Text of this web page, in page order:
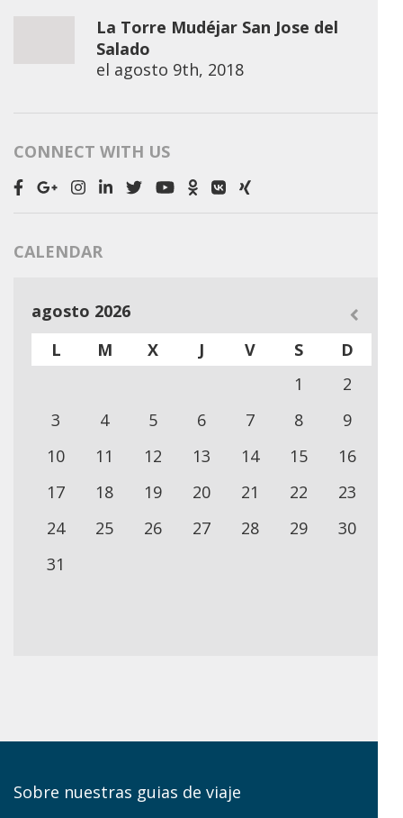
La Torre Mudéjar San Jose del
Salado
el agosto 9th, 2018
CONNECT WITH US
CALENDAR
agosto 2026
L
M X J V S
D
1
2
3
4 5 6 7 8
9
10
11 12 13 14 15
16
17
18 19 20 21 22
23
24
25 26 27 28 29
30
31
Sobre nuestras guias de viaje